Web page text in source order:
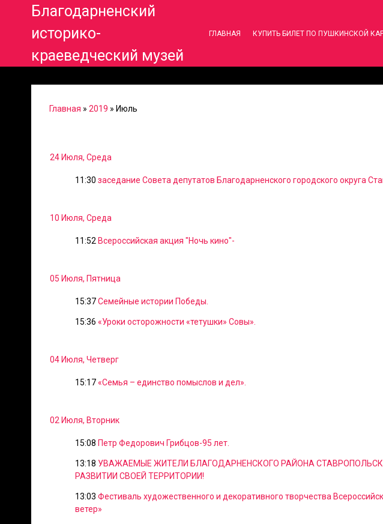
Благодарненский
историко-
краеведческий музей
ГЛАВНАЯ КУПИТЬ БИЛЕТ ПО ПУШКИНСКОЙ
Главная » 2019 » Июль
24 Июля, Среда
11:30 заседание Совета депутатов Благодарненского городского округа
10 Июля, Среда
11:52 Всероссийская акция "Ночь кино"-
05 Июля, Пятница
15:37Семейные истории Победы.
15:36 «Уроки осторожности «тетушки» Совы».
04 Июля, Четверг
15:17«Семья – единство помыслов и дел».
02 Июля, Вторник
15:08 Петр Федорович Грибцов-95 лет.
13:18 УВАЖАЕМЫЕ ЖИТЕЛИ БЛАГОДАРНЕНСКОГО РАЙОНА
РАЗВИТИИ СВОЕЙ ТЕРРИТОРИИ!
13:03 Фестиваль художественного и декоративного творчества
ветер»